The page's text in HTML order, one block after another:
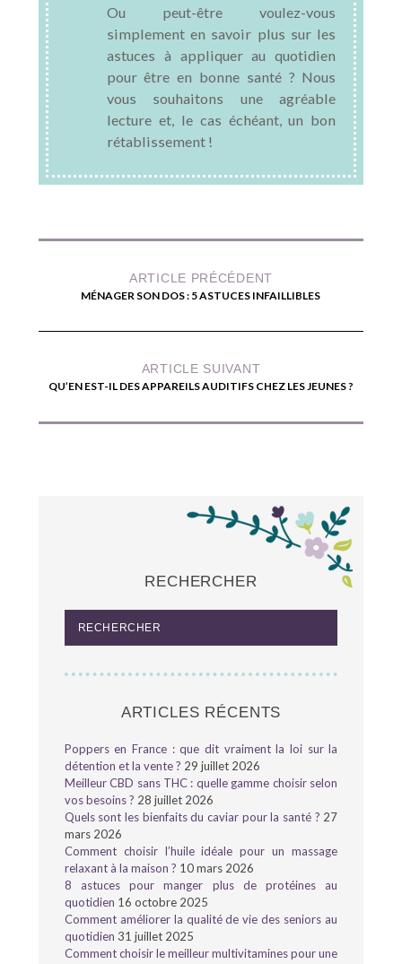
Ou peut-être voulez-vous
simplement en savoir plus sur les
astuces à appliquer au quotidien
pour être en bonne santé ? Nous
vous souhaitons une agréable
lecture et, le cas échéant, un bon
rétablissement !
ARTICLE PRÉCÉDENT
MÉNAGER SON DOS : 5 ASTUCES INFAILLIBLES
ARTICLE SUIVANT
QU’EN EST-IL DES APPAREILS AUDITIFS CHEZ LES JEUNES ?
RECHERCHER
ARTICLES RÉCENTS
Poppers en France : que dit vraiment la loi sur la
détention et la vente ? 29 juillet 2026
Meilleur CBD sans THC : quelle gamme choisir selon
vos besoins ? 28 juillet 2026
Quels sont les bienfaits du caviar pour la santé ? 27
mars 2026
Comment choisir l’huile idéale pour un massage
relaxant à la maison ? 10 mars 2026
8 astuces pour manger plus de protéines au
quotidien 16 octobre 2025
Comment améliorer la qualité de vie des seniors au
quotidien 31 juillet 2025
Comment choisir le meilleur multivitamines pour une